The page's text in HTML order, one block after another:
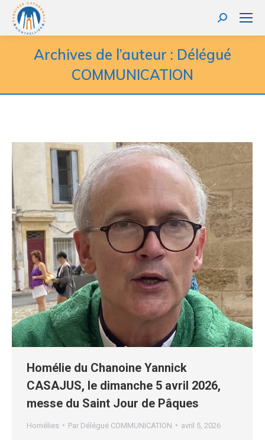
Recherche
:
Archives de l’auteur : Délégué
COMMUNICATION
Homélie du Chanoine Yannick
CASAJUS, le dimanche 5 avril 2026,
messe du Saint Jour de Pâques
Homélies Par Délégué COMMUNICATION avril 5, 2026